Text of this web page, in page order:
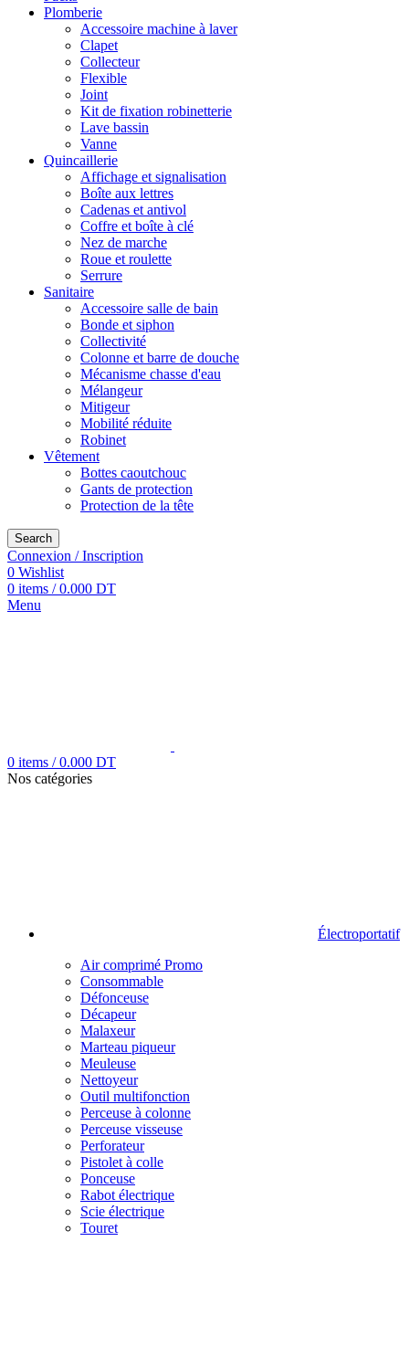
Plomberie
Accessoire machine à laver
Clapet
Collecteur
Flexible
Joint
Kit de fixation robinetterie
Lave bassin
Vanne
Quincaillerie
Affichage et signalisation
Boîte aux lettres
Cadenas et antivol
Coffre et boîte à clé
Nez de marche
Roue et roulette
Serrure
Sanitaire
Accessoire salle de bain
Bonde et siphon
Collectivité
Colonne et barre de douche
Mécanisme chasse d'eau
Mélangeur
Mitigeur
Mobilité réduite
Robinet
Vêtement
Bottes caoutchouc
Gants de protection
Protection de la tête
Search
Connexion / Inscription
0 Wishlist
0 items / 0.000 DT
Menu
0 items / 0.000 DT
Nos catégories
Électroportatif
Air comprimé Promo
Consommable
Défonceuse
Décapeur
Malaxeur
Marteau piqueur
Meuleuse
Nettoyeur
Outil multifonction
Perceuse à colonne
Perceuse visseuse
Perforateur
Pistolet à colle
Ponceuse
Rabot électrique
Scie électrique
Touret